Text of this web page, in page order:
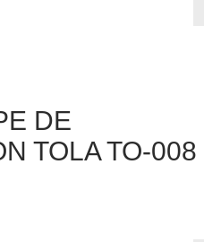
DE
TOLA TO-008